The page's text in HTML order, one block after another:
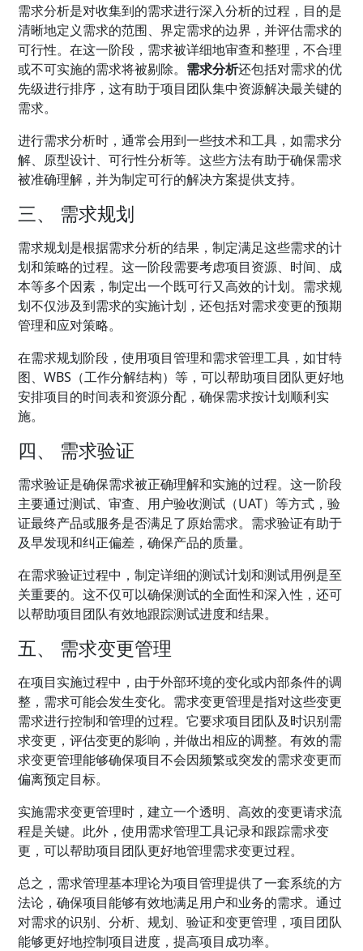
需求分析是对收集到的需求进行深入分析的过程，目的是
清晰地定义需求的范围、界定需求的边界，并评估需求的
可行性。在这一阶段，需求被详细地审查和整理，不合理
或不可实施的需求将被剔除。 需求分析还包括对需求的优
先级进行排序，这有助于项目团队集中资源解决最关键的
需求。
进行需求分析时，通常会用到一些技术和工具，如需求分
解、原型设计、可行性分析等。这些方法有助于确保需求
被准确理解，并为制定可行的解决方案提供支持。
三、 需求规划
需求规划是根据需求分析的结果，制定满足这些需求的计
划和策略的过程。这一阶段需要考虑项目资源、时间、成
本等多个因素，制定出一个既可行又高效的计划。需求规
划不仅涉及到需求的实施计划，还包括对需求变更的预期
管理和应对策略。
在需求规划阶段，使用项目管理和需求管理工具，如甘特
图、WBS（工作分解结构）等，可以帮助项目团队更好地
安排项目的时间表和资源分配，确保需求按计划顺利实
施。
四、 需求验证
需求验证是确保需求被正确理解和实施的过程。这一阶段
主要通过测试、审查、用户验收测试（UAT）等方式，验
证最终产品或服务是否满足了原始需求。需求验证有助于
及早发现和纠正偏差，确保产品的质量。
在需求验证过程中，制定详细的测试计划和测试用例是至
关重要的。这不仅可以确保测试的全面性和深入性，还可
以帮助项目团队有效地跟踪测试进度和结果。
五、 需求变更管理
在项目实施过程中，由于外部环境的变化或内部条件的调
整，需求可能会发生变化。需求变更管理是指对这些变更
需求进行控制和管理的过程。它要求项目团队及时识别需
求变更，评估变更的影响，并做出相应的调整。有效的需
求变更管理能够确保项目不会因频繁或突发的需求变更而
偏离预定目标。
实施需求变更管理时，建立一个透明、高效的变更请求流
程是关键。此外，使用需求管理工具记录和跟踪需求变
更，可以帮助项目团队更好地管理需求变更过程。
总之，需求管理基本理论为项目管理提供了一套系统的方
法论，确保项目能够有效地满足用户和业务的需求。通过
对需求的识别、分析、规划、验证和变更管理，项目团队
能够更好地控制项目进度，提高项目成功率。